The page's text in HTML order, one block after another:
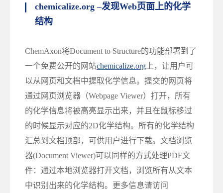
chemicalize.org –发现Web页面上的化学
结构
ChemAxon将Document to Structure的功能部署到了
一个免费公开的网站chemicalize.org 上，让用户可
以从网页和文档中提取化学信息。提交的网页将
通过网页浏览器（Webpage Viewer）打开，所有
的化学信息将被高亮显示出来，并且在鼠标移过
的时候显示对应的2D化学结构。所有的化学结构
汇总到文档顶部，可供用户进行下载。文档浏览
器(Document Viewer)可以同样的方式处理PDF文
件：通过本地浏览器打开文档，浏览所有从文本
中识别出来的化学结构。更多信息请访问